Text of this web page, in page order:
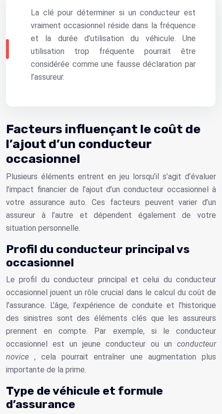
La clé pour déterminer si un conducteur est
vraiment occasionnel réside dans la fréquence
et la durée d’utilisation du véhicule. Une
utilisation trop fréquente pourrait être
considérée comme une fausse déclaration par
l’assureur.
Facteurs influençant le coût de
l’ajout d’un conducteur
occasionnel
Plusieurs éléments entrent en jeu lorsqu’il s’agit d’évaluer
l’impact financier de l’ajout d’un conducteur occasionnel à
votre assurance auto. Ces facteurs peuvent varier d’un
assureur à l’autre et dépendent également de votre
situation personnelle.
Profil du conducteur principal vs
occasionnel
Le profil du conducteur principal et celui du conducteur
occasionnel jouent un rôle crucial dans le calcul du coût de
l’assurance. L’âge, l’expérience de conduite et l’historique
des sinistres sont des éléments clés que les assureurs
prennent en compte. Par exemple, si le conducteur
occasionnel est un jeune conducteur ou un conducteur
novice , cela pourrait entraîner une augmentation plus
importante de la prime.
Type de véhicule et formule
d’assurance